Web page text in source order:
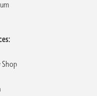
Shop